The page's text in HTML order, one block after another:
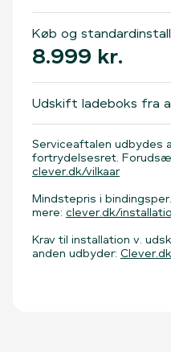
Køb og
8.999 kr.
Udskift ladeboks fra
Serviceaftalen udbydes
fortrydelsesret.
clever.dk/vilkaar
Mindstepris i
mere: clever.dk/
Krav til installation v.
anden udbyder: